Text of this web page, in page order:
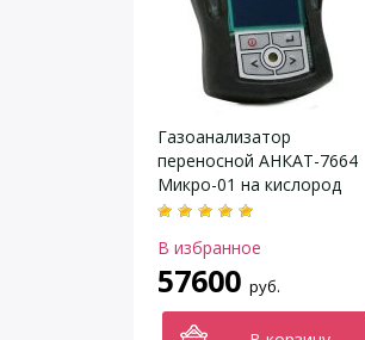
Газоанализатор
переносной АНКАТ-7664
Микро-01 на кислород
(O2), угарный газ (CO),
В избранное
57600 руб.